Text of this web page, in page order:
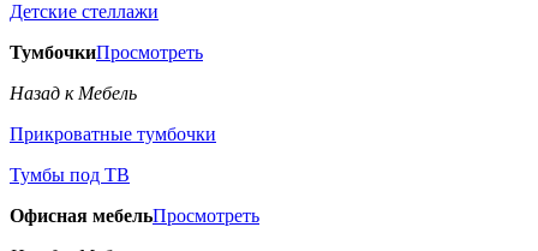
Детские стеллажи
ТумбочкиПросмотреть
Назад к Мебель
Прикроватные тумбочки
Тумбы под ТВ
Офисная мебельПросмотреть